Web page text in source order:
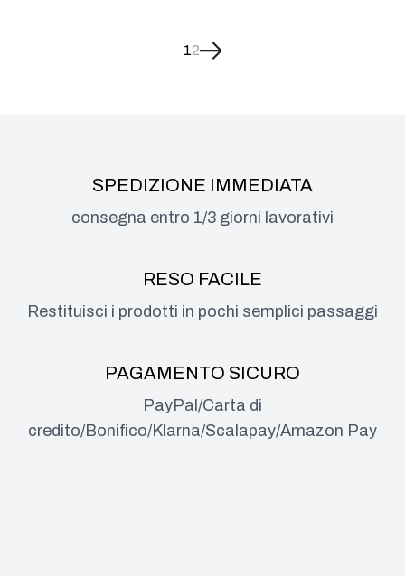
12
SPEDIZIONE IMMEDIATA
consegna entro 1/3 giorni lavorativi
RESO FACILE
Restituisci i prodotti in pochi semplici passaggi
PAGAMENTO SICURO
PayPal/Carta di
credito/Bonifico/Klarna/Scalapay/Amazon Pay